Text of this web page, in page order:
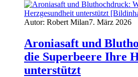
Autor: Robert Milan7. März 2026
Aroniasaft und
die Superbeere Ihre
unterstützt